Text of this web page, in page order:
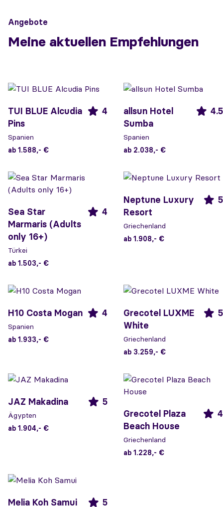
Angebote
Meine aktuellen Empfehlungen
TUI BLUE Alcudia
Pins
4
Spanien
ab 1.588,- €
allsun Hotel
Sumba
4.5
Spanien
ab 2.038,- €
Sea Star
Marmaris (Adults
only 16+)
4
Türkei
ab 1.503,- €
Neptune Luxury
Resort
5
Griechenland
ab 1.908,- €
H10 Costa Mogan 4
Spanien
ab 1.933,- €
Grecotel LUXME
White
5
Griechenland
ab 3.259,- €
JAZ Makadina 5
Ägypten
ab 1.904,- €
Grecotel Plaza
Beach House
4
Griechenland
ab 1.228,- €
Melia Koh Samui 5